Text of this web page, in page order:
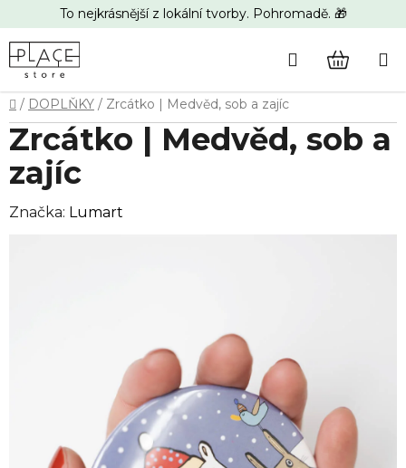
na
obsah
To nejkrásnější z lokální tvorby. Pohromadě. 🎁
Hledat
Domů
/ DOPLŇKY / Zrcátko | Medvěd, sob a zajíc
Zrcátko | Medvěd, sob a
zajíc
Značka: Lumart